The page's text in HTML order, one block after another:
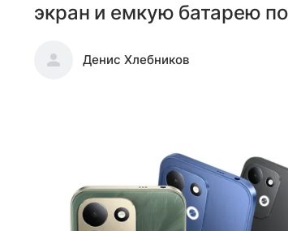
экран и емкую батарею
Денис Хлебников